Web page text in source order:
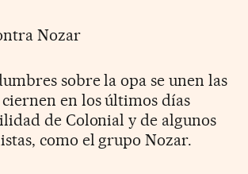
Nozar
sobre la opa se unen las
ciernen en los últimos días
de Colonial y de algunos
como el grupo Nozar.